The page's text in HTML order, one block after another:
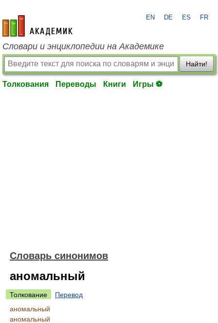
academic.ru
EN DE ES FR
Словари и энциклопедии на Академике
Найти!
Толкования Переводы Книги Игры ⚽
Словарь синонимов
аномальный
Толкование
Перевод
аномальный
аномальный